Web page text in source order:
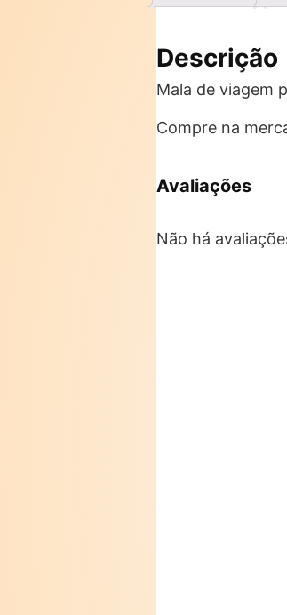
Descrição
Mala de viagem
Compre na
Avaliações
Não há